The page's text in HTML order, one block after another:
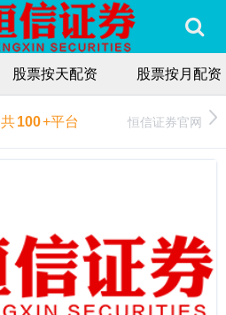
股票按天配资 股票按月配资
共100+平台 恒信证券官网